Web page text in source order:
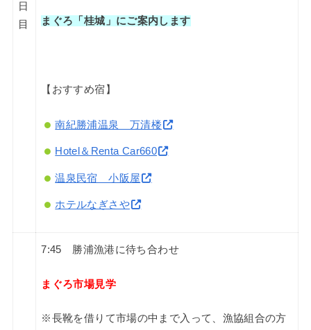
日
目
まぐろ「桂城」にご案内します
【おすすめ宿】
南紀勝浦温泉 万清楼
Hotel＆Renta Car660
温泉民宿 小阪屋
ホテルなぎさや
7:45 勝浦漁港に待ち合わせ
まぐろ市場見学
※長靴を借りて市場の中まで入って、漁協組合の方